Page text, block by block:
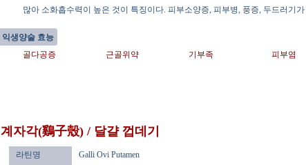
많아 소화흡수력이 높은 것이 특징이다. 피부소양증, 피부병, 풍증, 두드러기
익생양술 효능
골다공증
근골위약 기부족 피부염
계자각(鷄子殼) / 달걀 껍데기
라틴명 Galli Ovi Putamen